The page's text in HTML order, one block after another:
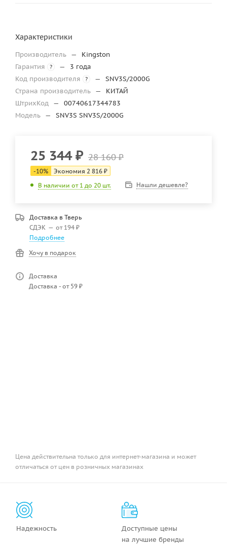
Характеристики
Производитель —
Kingston
Гарантия
? —
3 года
Код производителя
? —
SNV3S/2000G
Страна производитель —
КИТАЙ
ШтрихКод —
00740617344783
Модель — SNV3S SNV3S/2000G
25 344₽ 28 160₽
-10% Экономия 2 816 ₽
В наличии от 1 до 20 шт.
Нашли дешевле?
Доставка в Тверь
СДЭК — от 194 ₽
Подробнее
Хочу в подарок
Доставка
Доставка - от 59 ₽
Цена действительна только для интернет-магазина и может
отличаться от цен в розничных магазинах
Надежность
Доступные цены
на лучшие бренды